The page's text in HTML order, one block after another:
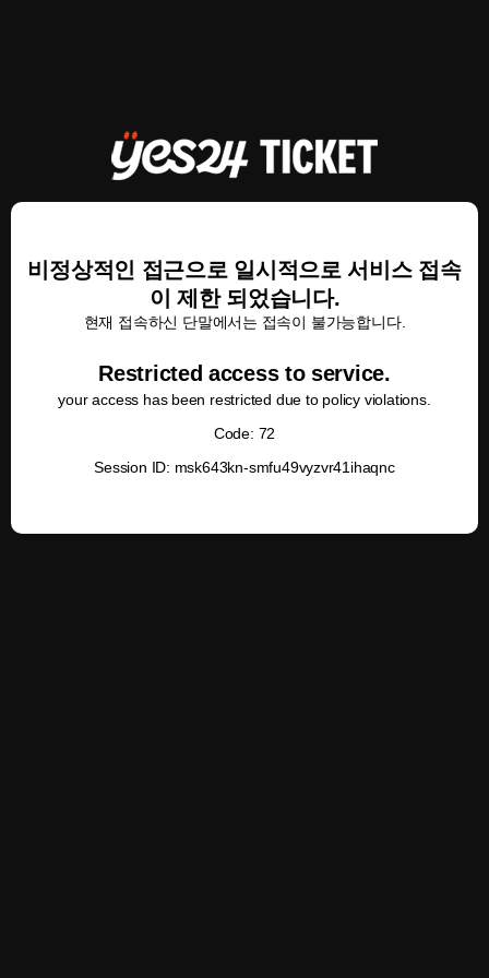
비정상적인 접근으로 일시적으로 서비스 접속
이 제한 되었습니다.
현재 접속하신 단말에서는 접속이 불가능합니다.
Restricted access to service.
your access has been restricted due to policy violations.
Code: 72
Session ID: msk643kn-smfu49vyzvr41ihaqnc